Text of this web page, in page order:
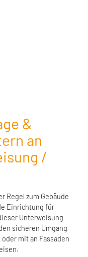
&
an
/
Regel zum Gebäude
Einrichtung für
Unterweisung
sicheren Umgang
mit an Fassaden